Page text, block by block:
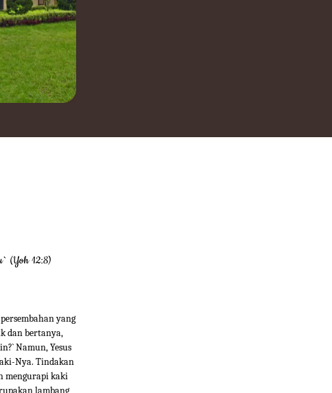
(Yoh 12:8)
yang
dan bertanya,
Namun, Yesus
Nya. Tindakan
mengurapi kaki